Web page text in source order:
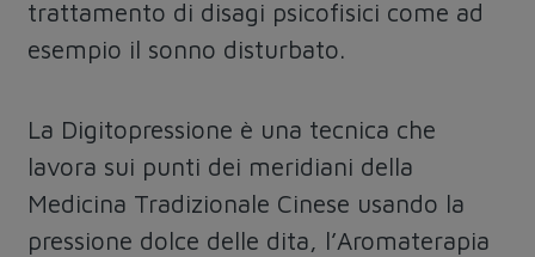
trattamento di disagi psicofisici come ad
esempio il sonno disturbato.
La Digitopressione è una tecnica che
lavora sui punti dei meridiani della
Medicina Tradizionale Cinese usando la
pressione dolce delle dita, l’Aromaterapia